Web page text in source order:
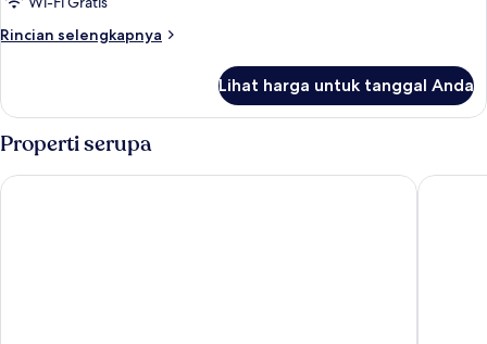
Suite
Rincian selengkapnya
Rincian
Superior
Lihat harga untuk tanggal Anda
Properti serupa
Leonardo Royal London Tower Bridge